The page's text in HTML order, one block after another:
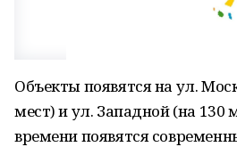
Объекты появятся на ул.
мест) и ул. Западной (на 130
времени появятся